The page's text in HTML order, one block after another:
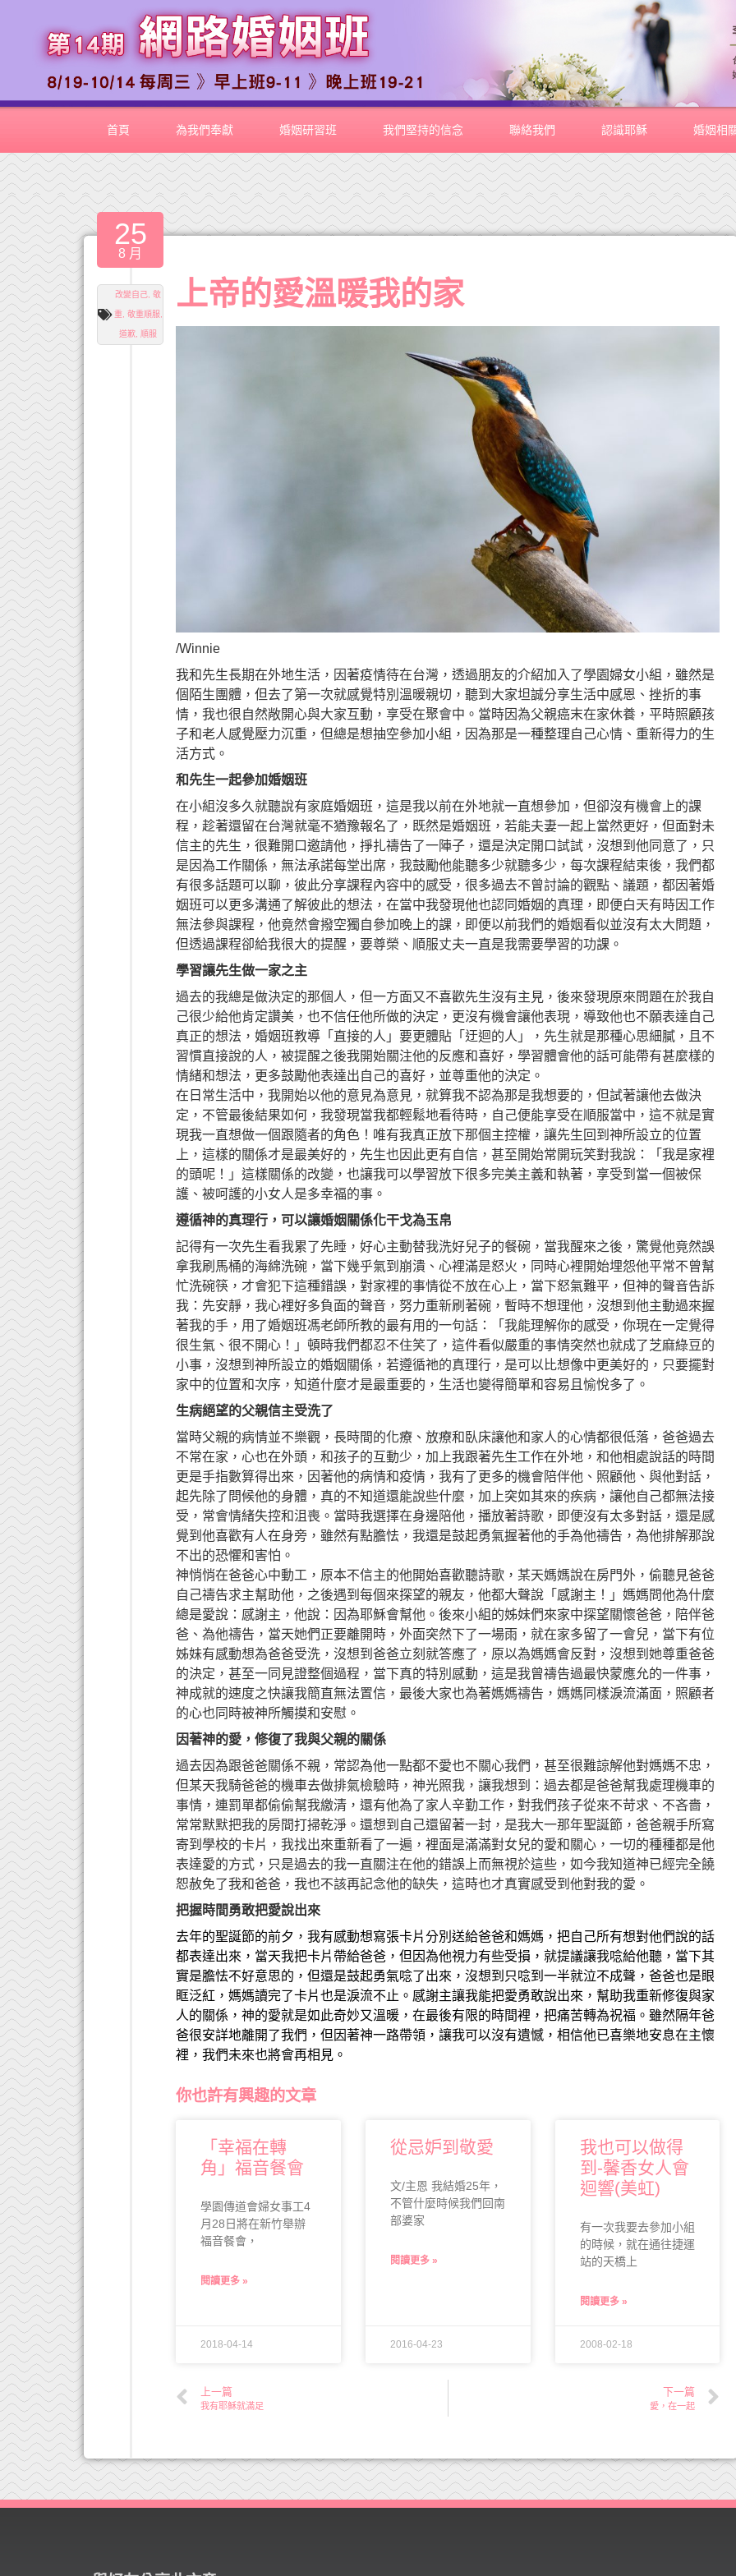
首頁 為我們奉獻 婚姻研習班 我們堅持的信念 聯絡我們 認識耶穌 婚姻相
25
8 月
改變自己 ,敬
重, 敬重順服
道歉 順服
上帝的愛溫暖我的家
/Winnie
我和先生長期在外地生活，因著疫情待在台灣，透過朋友的介紹加入了學園婦女小組，雖然是
個陌生團體，但去了第一次就感覺特別溫暖親切，聽到大家坦誠分享生活中感恩、挫折的事
情，我也很自然敞開心與大家互動，享受在聚會中。當時因為父親癌末在家休養，平時照顧孩
子和老人感覺壓力沉重，但總是想抽空參加小組，因為那是一種整理自己心情、重新得力的生
活方式。
和先生一起參加婚姻班
在小組沒多久就聽說有家庭婚姻班，這是我以前在外地就一直想參加，但卻沒有機會上的課
程，趁著還留在台灣就毫不猶豫報名了，既然是婚姻班，若能夫妻一起上當然更好，但面對未
信主的先生，很難開口邀請他，掙扎禱告了一陣子，還是決定開口試試，沒想到他同意了，只
是因為工作關係，無法承諾每堂出席，我鼓勵他能聽多少就聽多少，每次課程結束後，我們都
有很多話題可以聊，彼此分享課程內容中的感受，很多過去不曾討論的觀點、議題，都因著婚
姻班可以更多溝通了解彼此的想法，在當中我發現他也認同婚姻的真理，即便白天有時因工作
無法參與課程，他竟然會撥空獨自參加晚上的課，即便以前我們的婚姻看似並沒有太大問題，
但透過課程卻給我很大的提醒，要尊榮、順服丈夫一直是我需要學習的功課。
學習讓先生做一家之主
過去的我總是做決定的那個人，但一方面又不喜歡先生沒有主見，後來發現原來問題在於我自
己很少給他肯定讚美，也不信任他所做的決定，更沒有機會讓他表現，導致他也不願表達自己
真正的想法，婚姻班教導「直接的人」要更體貼「迂迴的人」，先生就是那種心思細膩，且不
習慣直接說的人，被提醒之後我開始關注他的反應和喜好，學習體會他的話可能帶有甚麼樣的
情緒和想法，更多鼓勵他表達出自己的喜好，並尊重他的決定。
在日常生活中，我開始以他的意見為意見，就算我不認為那是我想要的，但試著讓他去做決
定，不管最後結果如何，我發現當我都輕鬆地看待時，自己便能享受在順服當中，這不就是實
現我一直想做一個跟隨者的角色！唯有我真正放下那個主控權，讓先生回到神所設立的位置
上，這樣的關係才是最美好的，先生也因此更有自信，甚至開始常開玩笑對我說：「我是家裡
的頭呢！」這樣關係的改變，也讓我可以學習放下很多完美主義和執著，享受到當一個被保
護、被呵護的小女人是多幸福的事。
遵循神的真理行，可以讓婚姻關係化干戈為玉帛
記得有一次先生看我累了先睡，好心主動替我洗好兒子的餐碗，當我醒來之後，驚覺他竟然誤
拿我刷馬桶的海綿洗碗，當下幾乎氣到崩潰、心裡滿是怒火，同時心裡開始埋怨他平常不曾幫
忙洗碗筷，才會犯下這種錯誤，對家裡的事情從不放在心上，當下怒氣難平，但神的聲音告訴
我：先安靜，我心裡好多負面的聲音，努力重新刷著碗，暫時不想理他，沒想到他主動過來握
著我的手，用了婚姻班馮老師所教的最有用的一句話：「我能理解你的感受，你現在一定覺得
很生氣、很不開心！」頓時我們都忍不住笑了，這件看似嚴重的事情突然也就成了芝麻綠豆的
小事，沒想到神所設立的婚姻關係，若遵循祂的真理行，是可以比想像中更美好的，只要擺對
家中的位置和次序，知道什麼才是最重要的，生活也變得簡單和容易且愉悅多了。
生病絕望的父親信主受洗了
當時父親的病情並不樂觀，長時間的化療、放療和臥床讓他和家人的心情都很低落，爸爸過去
不常在家，心也在外頭，和孩子的互動少，加上我跟著先生工作在外地，和他相處說話的時間
更是手指數算得出來，因著他的病情和疫情，我有了更多的機會陪伴他、照顧他、與他對話，
起先除了問候他的身體，真的不知道還能說些什麼，加上突如其來的疾病，讓他自己都無法接
受，常會情緒失控和沮喪。當時我選擇在身邊陪他，播放著詩歌，即便沒有太多對話，還是感
覺到他喜歡有人在身旁，雖然有點膽怯，我還是鼓起勇氣握著他的手為他禱告，為他排解那說
不出的恐懼和害怕。
神悄悄在爸爸心中動工，原本不信主的他開始喜歡聽詩歌，某天媽媽說在房門外，偷聽見爸爸
自己禱告求主幫助他，之後遇到每個來探望的親友，他都大聲說「感謝主！」媽媽問他為什麼
總是愛說：感謝主，他說：因為耶穌會幫他。後來小組的姊妹們來家中探望關懷爸爸，陪伴爸
爸、為他禱告，當天她們正要離開時，外面突然下了一場雨，就在家多留了一會兒，當下有位
姊妹有感動想為爸爸受洗，沒想到爸爸立刻就答應了，原以為媽媽會反對，沒想到她尊重爸爸
的決定，甚至一同見證整個過程，當下真的特別感動，這是我曾禱告過最快蒙應允的一件事，
神成就的速度之快讓我簡直無法置信，最後大家也為著媽媽禱告，媽媽同樣淚流滿面，照顧者
的心也同時被神所觸摸和安慰。
因著神的愛，修復了我與父親的關係
過去因為跟爸爸關係不親，常認為他一點都不愛也不關心我們，甚至很難諒解他對媽媽不忠，
但某天我騎爸爸的機車去做排氣檢驗時，神光照我，讓我想到：過去都是爸爸幫我處理機車的
事情，連罰單都偷偷幫我繳清，還有他為了家人辛勤工作，對我們孩子從來不苛求、不吝嗇，
常常默默把我的房間打掃乾淨。還想到自己還留著一封，是我大一那年聖誕節，爸爸親手所寫
寄到學校的卡片，我找出來重新看了一遍，裡面是滿滿對女兒的愛和關心，一切的種種都是他
表達愛的方式，只是過去的我一直關注在他的錯誤上而無視於這些，如今我知道神已經完全饒
恕赦免了我和爸爸，我也不該再記念他的缺失，這時也才真實感受到他對我的愛。
把握時間勇敢把愛說出來
去年的聖誕節的前夕，我有感動想寫張卡片分別送給爸爸和媽媽，把自己所有想對他們說的話
都表達出來，當天我把卡片帶給爸爸，但因為他視力有些受損，就提議讓我唸給他聽，當下其
實是膽怯不好意思的，但還是鼓起勇氣唸了出來，沒想到只唸到一半就泣不成聲，爸爸也是眼
眶泛紅，媽媽讀完了卡片也是淚流不止。感謝主讓我能把愛勇敢說出來，幫助我重新修復與家
人的關係，神的愛就是如此奇妙又溫暖，在最後有限的時間裡，把痛苦轉為祝福。雖然隔年爸
爸很安詳地離開了我們，但因著神一路帶領，讓我可以沒有遺憾，相信他已喜樂地安息在主懷
裡，我們未來也將會再相見。
你也許有興趣的文章
「幸福在轉
角」福音餐會
學園傳道會婦女事工4
月28日將在新竹舉辦
福音餐會，
閱讀更多 »
2018-04-14
從忌妒到敬愛
文/主恩 我結婚25年，
不管什麼時候我們回南
部婆家
閱讀更多 »
2016-04-23
我也可以做得
到-馨香女人會
迴響(美虹)
有一次我要去參加小組
的時候，就在通往捷運
站的天橋上
閱讀更多 »
2008-02-18
上一篇
我有耶穌就滿足
下一篇
愛，在一起